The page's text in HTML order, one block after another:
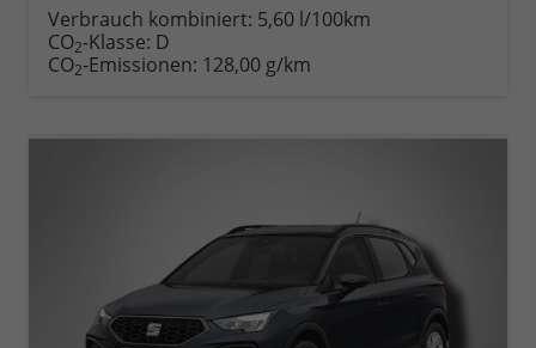
Verbrauch kombiniert: 5,60 l/100km
CO2-Klasse: D
CO2-Emissionen: 128,00 g/km